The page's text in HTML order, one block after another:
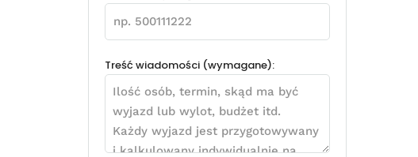
Treść wiadomości (wymagane):